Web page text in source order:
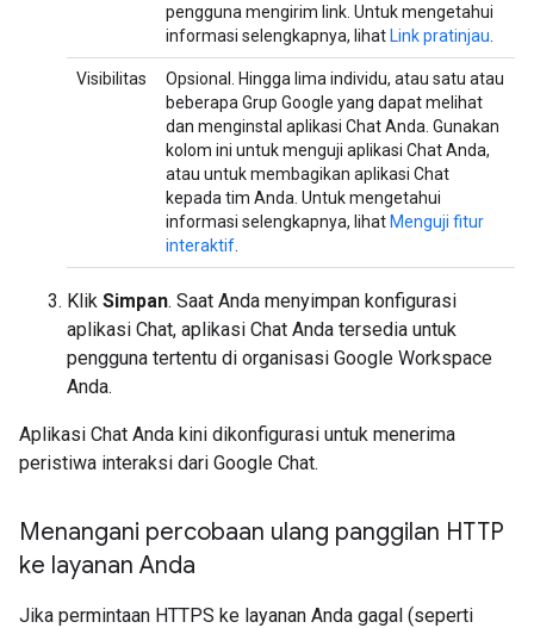
pengguna mengirim link. Untuk mengetahui
informasi selengkapnya, lihat Link pratinjau
Visibilitas
Opsional. Hingga lima individu, atau satu atau
beberapa Grup Google yang dapat melihat
dan menginstal aplikasi Chat Anda. Gunakan
kolom ini untuk menguji aplikasi Chat Anda,
atau untuk membagikan aplikasi Chat
kepada tim Anda. Untuk mengetahui
informasi selengkapnya, lihat Menguji fitur
interaktif
Klik Simpan. Saat Anda menyimpan konfigurasi
aplikasi Chat, aplikasi Chat Anda tersedia untuk
pengguna tertentu di organisasi Google Workspace
Anda.
Aplikasi Chat Anda kini dikonfigurasi untuk menerima
peristiwa interaksi dari Google Chat.
Menangani percobaan ulang panggilan HTTP
ke layanan Anda
Jika permintaan HTTPS ke layanan Anda gagal (seperti